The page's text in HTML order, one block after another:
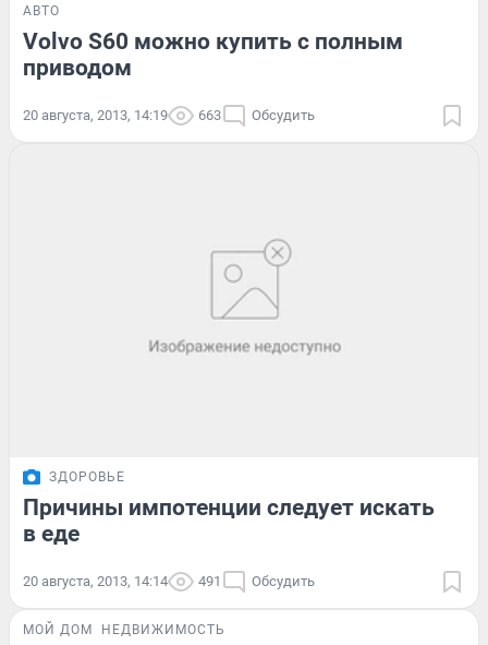
АВТО
Volvo S60 можно купить с полным
приводом
20 августа, 2013, 14:19 663 Обсудить
ЗДОРОВЬЕ
Причины импотенции следует искать
в еде
20 августа, 2013, 14:14 491 Обсудить
МОЙ ДОМ НЕДВИЖИМОСТЬ